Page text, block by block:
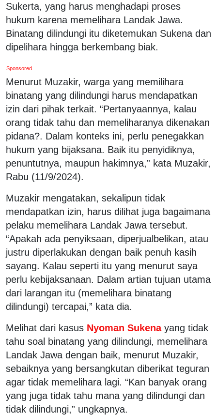
Sukerta, yang harus menghadapi proses
hukum karena memelihara Landak Jawa.
Binatang dilindungi itu diketemukan Sukena dan
dipelihara hingga berkembang biak.
Sponsored
Menurut Muzakir, warga yang memilihara
binatang yang dilindungi harus mendapatkan
izin dari pihak terkait. “Pertanyaannya, kalau
orang tidak tahu dan memeliharanya dikenakan
pidana?. Dalam konteks ini, perlu penegakkan
hukum yang bijaksana. Baik itu penyidiknya,
penuntutnya, maupun hakimnya,” kata Muzakir,
Rabu (11/9/2024).
Muzakir mengatakan, sekalipun tidak
mendapatkan izin, harus dilihat juga bagaimana
pelaku memelihara Landak Jawa tersebut.
“Apakah ada penyiksaan, diperjualbelikan, atau
justru diperlakukan dengan baik penuh kasih
sayang. Kalau seperti itu yang menurut saya
perlu kebijaksanaan. Dalam artian tujuan utama
dari larangan itu (memelihara binatang
dilindungi) tercapai,” kata dia.
Melihat dari kasus Nyoman Sukena yang tidak
tahu soal binatang yang dilindungi, memelihara
Landak Jawa dengan baik, menurut Muzakir,
sebaiknya yang bersangkutan diberikat teguran
agar tidak memelihara lagi. “Kan banyak orang
yang juga tidak tahu mana yang dilindungi dan
tidak dilindungi,” ungkapnya.